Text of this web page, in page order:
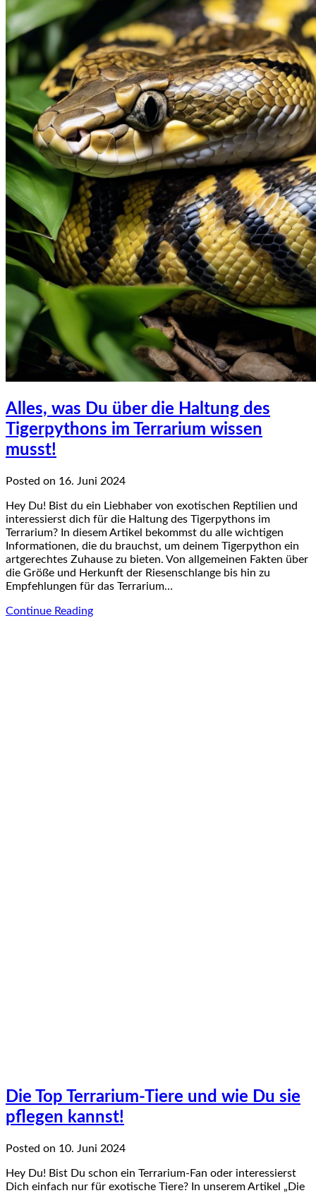
Alles, was Du über die Haltung des
Tigerpythons im Terrarium wissen
musst!
Posted on 16. Juni 2024
Hey Du! Bist du ein Liebhaber von exotischen Reptilien und
interessierst dich für die Haltung des Tigerpythons im
Terrarium? In diesem Artikel bekommst du alle wichtigen
Informationen, die du brauchst, um deinem Tigerpython ein
artgerechtes Zuhause zu bieten. Von allgemeinen Fakten über
die Größe und Herkunft der Riesenschlange bis hin zu
Empfehlungen für das Terrarium…
Continue Reading
Die Top Terrarium-Tiere und wie Du sie
pflegen kannst!
Posted on 10. Juni 2024
Hey Du! Bist Du schon ein Terrarium-Fan oder interessierst
Dich einfach nur für exotische Tiere? In unserem Artikel „Die